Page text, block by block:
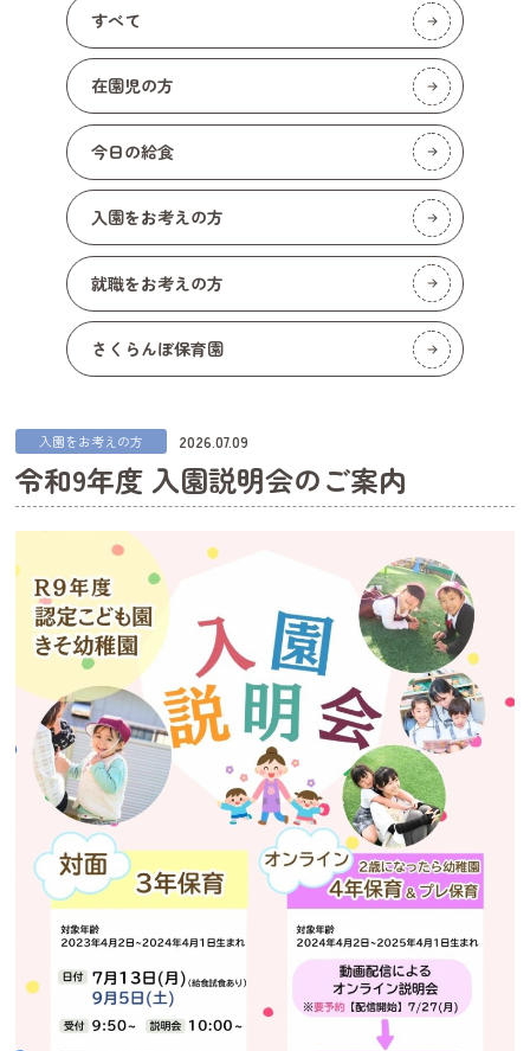
すべて
在園児の方
今日の給食
入園をお考えの方
就職をお考えの方
さくらんぼ保育園
入園をお考えの方 2026.07.09
令和9年度 入園説明会のご案内